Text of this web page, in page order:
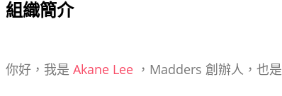
組織簡介
你好，我是 Akane Lee ，Madders 創辦人，也是